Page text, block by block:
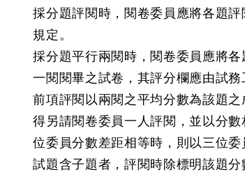
採分題評閱時，閱卷委員應將各題
規定。
採分題平行兩閱時，閱卷委員應將
一閱閱畢之試卷，其評分欄應由試
前項評閱以兩閱之平均分數為該題
得另請閱卷委員一人評閱，並以分
位委員分數差距相等時，則以三位委
試題含子題者，評閱時除標明該題